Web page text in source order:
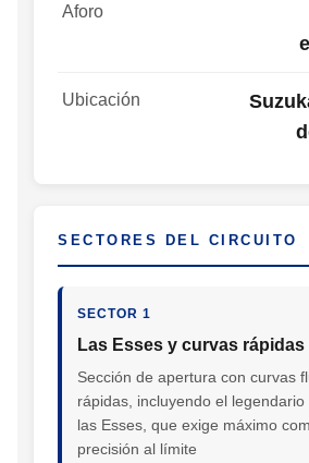
Aforo
Ubicación
SECTORES DEL CIRCUITO
SECTOR 1
Las Esses y curvas rápidas
Sección de apertura con curvas
rápidas, incluyendo el legendario
las Esses, que exige máximo
precisión al límite